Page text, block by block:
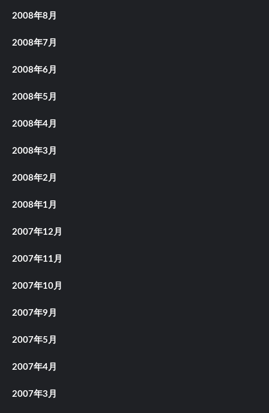
2008年8月
2008年7月
2008年6月
2008年5月
2008年4月
2008年3月
2008年2月
2008年1月
2007年12月
2007年11月
2007年10月
2007年9月
2007年5月
2007年4月
2007年3月